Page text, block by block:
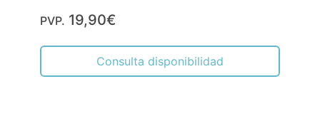
PVP. 19,90€
Consulta disponibilidad